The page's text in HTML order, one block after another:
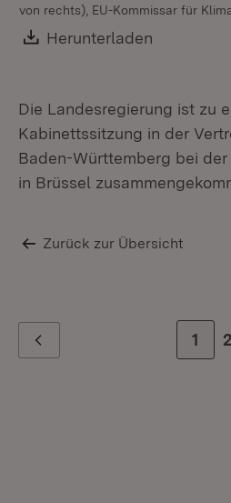
von rechts), EU-Kommissar für
Download:
Herunterladen
Die Landesregierung ist zu
Kabinettssitzung in der
Baden-Württemberg bei der
in Brüssel
Zurück zur Übersicht
Zur
1 2